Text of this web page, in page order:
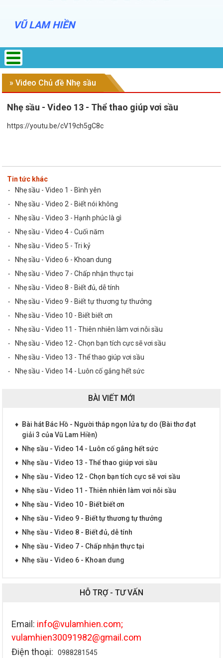
VŨ LAM HIỀN
» Video Chủ đề Nhẹ sầu
Nhẹ sầu - Video 13 - Thể thao giúp vơi sầu
https://youtu.be/cV19ch5gC8c
Tin tức khác
· Nhẹ sầu - Video 1 - Bình yên
· Nhẹ sầu - Video 2 - Biết nói không
· Nhẹ sầu - Video 3 - Hạnh phúc là gì
· Nhẹ sầu - Video 4 - Cuối năm
· Nhẹ sầu - Video 5 - Tri kỷ
· Nhẹ sầu - Video 6 - Khoan dung
· Nhẹ sầu - Video 7 - Chấp nhận thực tại
· Nhẹ sầu - Video 8 - Biết đủ, dễ tính
· Nhẹ sầu - Video 9 - Biết tự thương tự thưởng
· Nhẹ sầu - Video 10 - Biết biết ơn
· Nhẹ sầu - Video 11 - Thiên nhiên làm vơi nỗi sầu
· Nhẹ sầu - Video 12 - Chọn bạn tích cực sẽ vơi sầu
· Nhẹ sầu - Video 13 - Thể thao giúp vơi sầu
· Nhẹ sầu - Video 14 - Luôn cố gắng hết sức
BÀI VIẾT MỚI
♦ Bài hát Bác Hồ - Người thắp ngọn lửa tự do (Bài thơ đạt
giải 3 của Vũ Lam Hiền)
♦ Nhẹ sầu - Video 14 - Luôn cố gắng hết sức
♦ Nhẹ sầu - Video 13 - Thể thao giúp vơi sầu
♦ Nhẹ sầu - Video 12 - Chọn bạn tích cực sẽ vơi sầu
♦ Nhẹ sầu - Video 11 - Thiên nhiên làm vơi nỗi sầu
♦ Nhẹ sầu - Video 10 - Biết biết ơn
♦ Nhẹ sầu - Video 9 - Biết tự thương tự thưởng
♦ Nhẹ sầu - Video 8 - Biết đủ, dễ tính
♦ Nhẹ sầu - Video 7 - Chấp nhận thực tại
♦ Nhẹ sầu - Video 6 - Khoan dung
HỖ TRỢ - TƯ VẤN
Email: info@vulamhien.com;
vulamhien30091982@gmail.com
Điện thoại:
0988281545